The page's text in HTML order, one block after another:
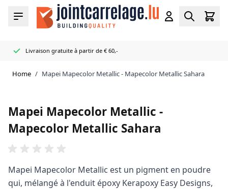
Skip to Content
Menu
Cart
Livraison gratuite à partir de € 60,-
Distributeur officiel Mapei
50+ couleurs de joints et de mastics en stock
Livré très rapidement
Home / Mapei Mapecolor Metallic - Mapecolor Metallic Sahara
Mapei Mapecolor Metallic -
Mapecolor Metallic Sahara
Mapei Mapecolor Metallic est un pigment en poudre
qui, mélangé à l'enduit époxy Kerapoxy Easy Designs,